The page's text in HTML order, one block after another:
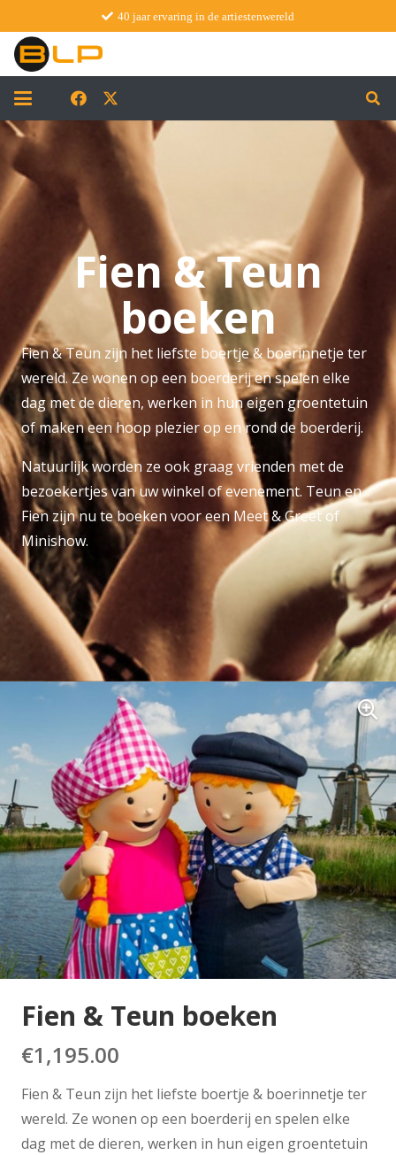
40 jaar ervaring in de artiestenwereld
Fien & Teun
boeken
Fien & Teun zijn het liefste boertje & boerinnetje ter
wereld. Ze wonen op een boerderij en spelen elke
dag met de dieren, werken in hun eigen groentetuin
of maken een hoop plezier op en rond de boerderij.
Natuurlijk worden ze ook graag vrienden met de
bezoekertjes van uw winkel of evenement. Teun en
Fien zijn nu te boeken voor een Meet & Greet of
Minishow.
Fien & Teun boeken
€1,195.00
Fien & Teun zijn het liefste boertje & boerinnetje ter
wereld. Ze wonen op een boerderij en spelen elke
dag met de dieren, werken in hun eigen groentetuin